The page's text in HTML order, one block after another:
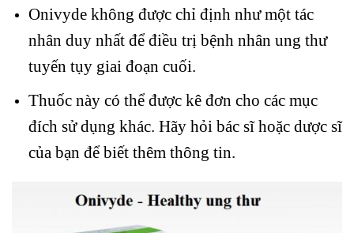
Onivyde không được chỉ định như một tác
nhân duy nhất để điều trị bệnh nhân ung thư
tuyến tụy giai đoạn cuối.
Thuốc này có thể được kê đơn cho các mục
đích sử dụng khác. Hãy hỏi bác sĩ hoặc dược sĩ
của bạn để biết thêm thông tin.